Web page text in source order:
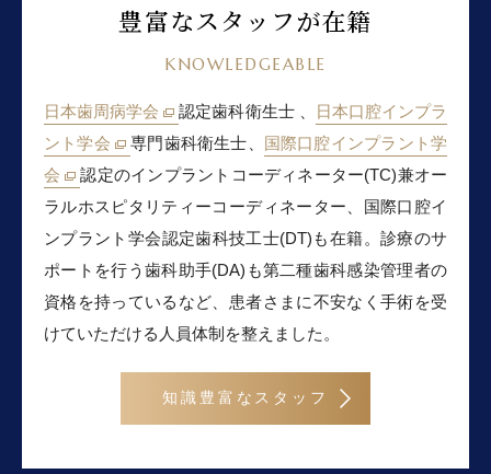
豊富なスタッフが在籍
KNOWLEDGEABLE
日本歯周病学会 認定歯科衛生士 、
日本口腔インプラ
ント学会
専門歯科衛生士、 国際口腔インプラント学
会
認定のインプラントコーディネーター(TC)兼オー
ラルホスピタリティーコーディネーター、国際口腔イ
ンプラント学会認定歯科技工士(DT)も在籍。診療のサ
ポートを行う歯科助手(DA)も第二種歯科感染管理者の
資格を持っているなど、患者さまに不安なく手術を受
けていただける人員体制を整えました。
知識豊富なスタッフ